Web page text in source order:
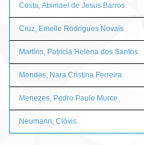
Costa, Abimael de Jesus Barros
Cruz, Emelle Rodrigues Novais
Martins, Patricia Helena dos Santos
Mendes, Nara Cristina Ferreira
Menezes, Pedro Paulo Murce
Neumann, Clóvis